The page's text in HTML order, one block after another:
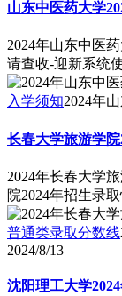
山东中医药大学
2024年山东中医
请查收-迎新系统
入学须知2024年
长春大学旅游学
2024年长春大学
院2024年招生录
普通类录取分数线
2024/8/13
沈阳理工大学